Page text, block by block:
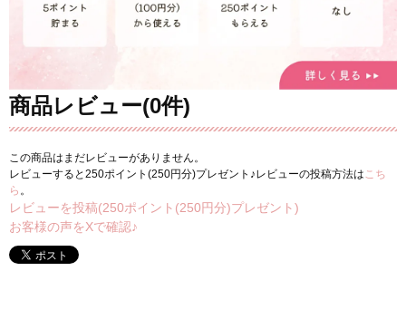
商品レビュー(0件)
この商品はまだレビューがありません。
レビューすると250ポイント(250円分)プレゼント♪レビューの投稿方法は こち
ら 。
レビューを投稿(250ポイント(250円分)プレゼント)
お客様の声をXで確認♪